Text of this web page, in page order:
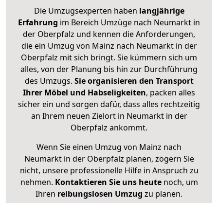
Die Umzugsexperten haben langjährige
Erfahrung im Bereich Umzüge nach Neumarkt in
der Oberpfalz und kennen die Anforderungen,
die ein Umzug von Mainz nach Neumarkt in der
Oberpfalz mit sich bringt. Sie kümmern sich um
alles, von der Planung bis hin zur Durchführung
des Umzugs. Sie organisieren den Transport
Ihrer Möbel und Habseligkeiten, packen alles
sicher ein und sorgen dafür, dass alles rechtzeitig
an Ihrem neuen Zielort in Neumarkt in der
Oberpfalz ankommt.
Wenn Sie einen Umzug von Mainz nach
Neumarkt in der Oberpfalz planen, zögern Sie
nicht, unsere professionelle Hilfe in Anspruch zu
nehmen. Kontaktieren Sie uns heutenoch, um
Ihren reibungslosen Umzug zu planen.